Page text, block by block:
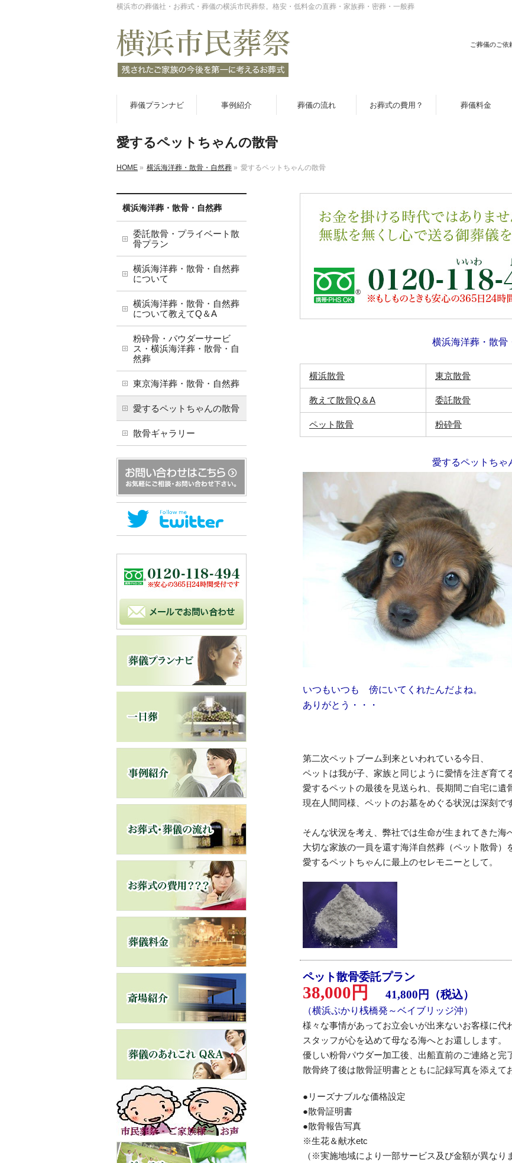
横浜市の葬儀社・お葬式・葬儀の横浜市民葬祭。格安・低料金の直葬・家族葬・密葬・一般葬
ご葬儀のご依
葬儀プランナビ 事例紹介 葬儀の流れ お葬式の費用？ 葬儀料金
愛するペットちゃんの散骨
HOME » 横浜海洋葬・散骨・自然葬 » 愛するペットちゃんの散骨
横浜海洋葬・散骨
横浜散骨 東京散骨
教えて散骨Q＆A 委託散骨
ペット散骨 粉砕骨
愛するペットちゃ
いつもいつも 傍にいてくれたんだよね。
ありがとう・・・
第二次ペットブーム到来といわれている今日、
ペットは我が子、家族と同じように愛情を注ぎ育て
愛するペットの最後を見送られ、長期間ご自宅に遺
現在人間同様、ペットのお墓をめぐる状況は深刻で
そんな状況を考え、弊社では生命が生まれてきた海
大切な家族の一員を還す海洋自然葬（ペット散骨）
愛するペットちゃんに最上のセレモニーとして。
ペット散骨委託プラン
38,000円 41,800円（税込）
（横浜ぷかり桟橋発～ベイブリッジ沖）
様々な事情があってお立会いが出来ないお客様に代
スタッフが心を込めて母なる海へとお還しします。
優しい粉骨パウダー加工後、出船直前のご連絡と完
散骨終了後は散骨証明書とともに記録写真を添えて
●リーズナブルな価格設定
●散骨証明書
●散骨報告写真
※生花＆献水etc
（※実施地域により一部サービス及び金額が異なり
横浜海洋葬・散骨・自然葬
委託散骨・プライベート散
骨プラン
横浜海洋葬・散骨・自然葬
について
横浜海洋葬・散骨・自然葬
について教えてQ＆A
粉砕骨・パウダーサービ
ス・横浜海洋葬・散骨・自
然葬
東京海洋葬・散骨・自然葬
愛するペットちゃんの散骨
散骨ギャラリー